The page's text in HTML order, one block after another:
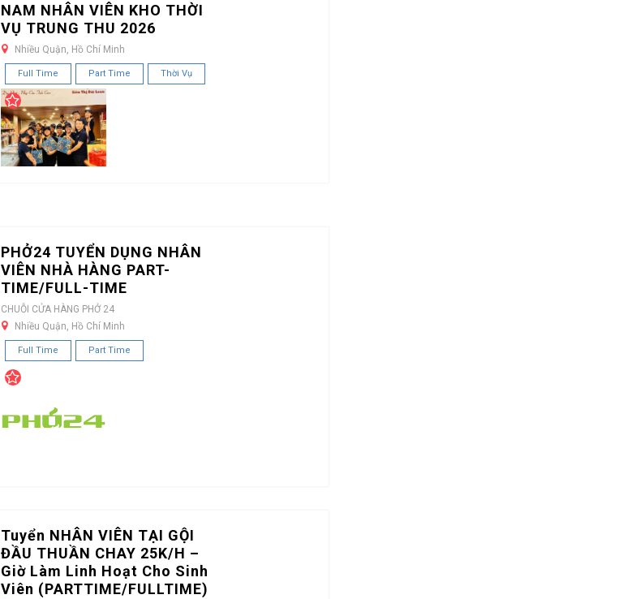
NAM NHÂN VIÊN KHO THỜI
VỤ TRUNG THU 2026
Nhiều Quận, Hồ Chí Minh
Full Time Part Time Thời Vụ
PHỞ24 TUYỂN DỤNG NHÂN
VIÊN NHÀ HÀNG PART-
TIME/FULL-TIME
CHUỖI CỬA HÀNG PHỞ 24
Nhiều Quận, Hồ Chí Minh
Full Time Part Time
Tuyển NHÂN VIÊN TẠI GỘI
ĐẦU THUẦN CHAY 25K/H –
Giờ Làm Linh Hoạt Cho Sinh
Viên (PARTTIME/FULLTIME)